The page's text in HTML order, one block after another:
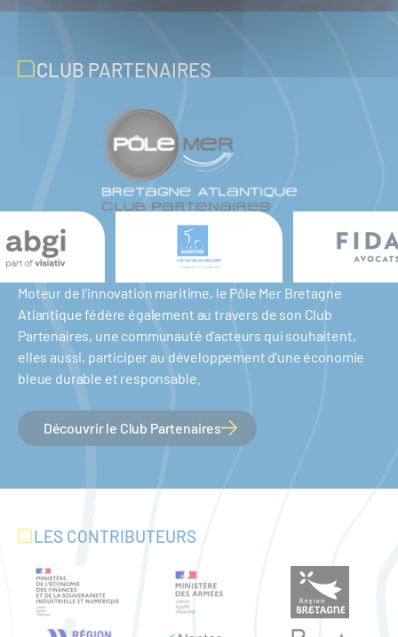
CLUB PARTENAIRES
Moteur de l'innovation maritime, le Pôle Mer Bretagne
Atlantique fédère également au travers de son Club
Partenaires, une communauté d'acteurs qui souhaitent,
elles aussi, participer au développement d'une économie
bleue durable et responsable.
Découvrir le Club Partenaires
LES CONTRIBUTEURS